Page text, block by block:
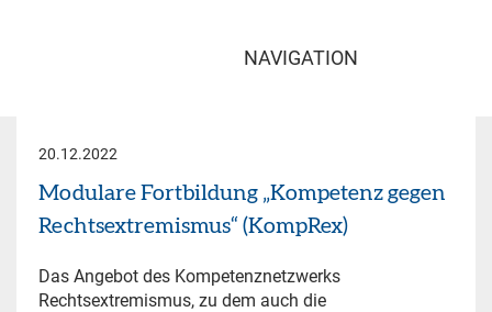
NAVIGATION
20.12.2022
Modulare Fortbildung „Kompetenz gegen
Rechtsextremismus“ (KompRex)
Das Angebot des Kompetenznetzwerks
Rechtsextremismus, zu dem auch die